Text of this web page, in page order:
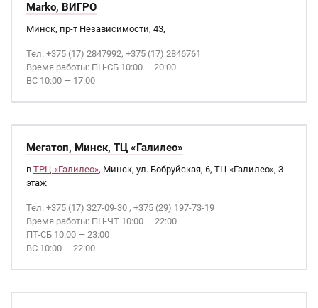
Marko, ВИГРО
Минск, пр-т Независимости, 43,
Тел. +375 (17) 2847992, +375 (17) 2846761
Время работы: ПН-СБ 10:00 — 20:00
ВС 10:00 — 17:00
Мегатоп, Минск, ТЦ «Галилео»
в ТРЦ «Галилео», Минск, ул. Бобруйская, 6, ТЦ «Галилео», 3
этаж
Тел. +375 (17) 327-09-30 , +375 (29) 197-73-19
Время работы: ПН-ЧТ 10:00 — 22:00
ПТ-СБ 10:00 — 23:00
ВС 10:00 — 22:00